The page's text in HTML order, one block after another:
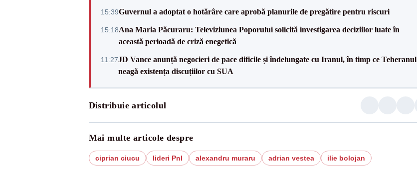
15:39Guvernul a adoptat o hotărâre care aprobă planurile de pregătire pentru riscuri
15:18Ana Maria Păcuraru: Televiziunea Poporului solicită investigarea deciziilor luate în
această perioadă de criză enegetică
11:27JD Vance anunță negocieri de pace dificile și îndelungate cu Iranul, în timp ce Teheranul
neagă existența discuțiilor cu SUA
Distribuie articolul
Mai multe articole despre
ciprian ciucu lideri Pnl alexandru muraru adrian vestea ilie bolojan